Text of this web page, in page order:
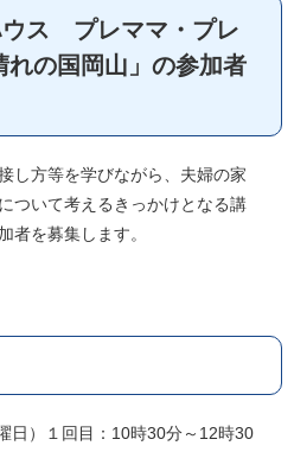
ス プレママ・プレ
の国岡山」の参加者
し方等を学びながら、夫婦の家
ついて考えるきっかけとなる講
者を募集します。
）１回目：10時30分～12時30